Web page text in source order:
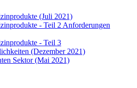
(Juli 2021)
- Teil 2 Anforderungen
- Teil 3
(Dezember 2021)
Sektor (Mai 2021)